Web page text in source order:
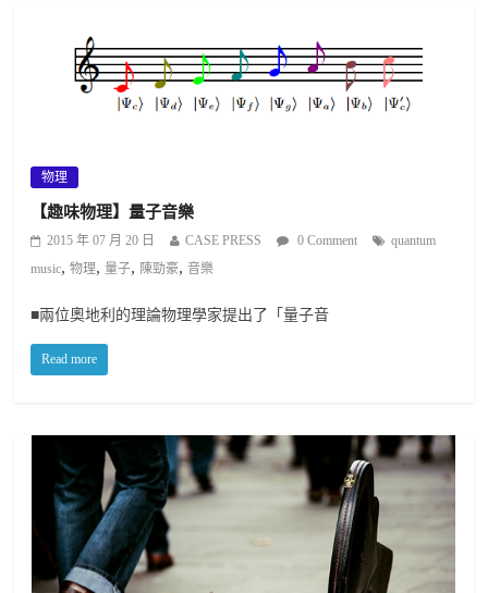
物理
【趣味物理】量子音樂
2015 年 07 月 20 日 CASE PRESS 0 Comment
quantum
music,物理,量子, 陳勁豪,音樂
■兩位奧地利的理論物理學家提出了「量子音
Read more